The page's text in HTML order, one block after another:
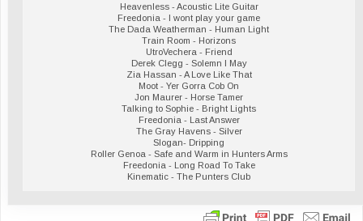
Heavenless - Acoustic Lite Guitar
Freedonia - I wont play your game
The Dada Weatherman - Human Light
Train Room - Horizons
UtroVechera - Friend
Derek Clegg - Solemn I May
Zia Hassan - A Love Like That
Moot - Yer Gorra Cob On
Jon Maurer - Horse Tamer
Talking to Sophie - Bright Lights
Freedonia - Last Answer
The Gray Havens - Silver
Slogan- Dripping
Roller Genoa - Safe and Warm in Hunters Arms
Freedonia - Long Road To Take
Kinematic - The Punters Club